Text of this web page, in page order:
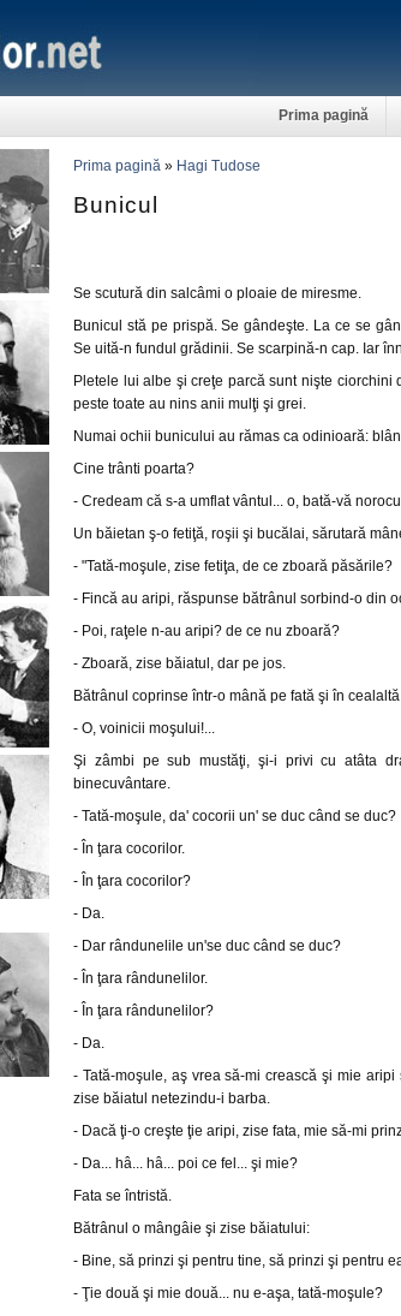
Prima pagină
Prima pagină » Hagi Tudose
Bunicul
Se scutură din salcâmi o ploaie de miresme.
Bunicul stă pe prispă. Se gândeşte. La ce se
Se uită-n fundul grădinii. Se scarpină-n cap. Iar
Pletele lui albe şi creţe parcă sunt nişte
peste toate au nins anii mulţi şi grei.
Numai ochii bunicului au rămas ca odinioară:
Cine trânti poarta?
- Credeam că s-a umflat vântul... o, bată-vă
Un băietan ş-o fetiţă, roşii şi bucălai, sărutară
- "Tată-moşule, zise fetiţa, de ce zboară păsările?
- Fincă au aripi, răspunse bătrânul sorbind-o din
- Poi, raţele n-au aripi? de ce nu zboară?
- Zboară, zise băiatul, dar pe jos.
Bătrânul coprinse într-o mână pe fată şi în
- O, voinicii moşului!...
Şi zâmbi pe sub mustăţi, şi-i privi cu atâta
binecuvântare.
- Tată-moşule, da' cocorii un' se duc când se duc?
- În ţara cocorilor.
- În ţara cocorilor?
- Da.
- Dar rândunelile un'se duc când se duc?
- În ţara rândunelilor.
- În ţara rândunelilor?
- Da.
- Tată-moşule, aş vrea să-mi crească şi mie
zise băiatul netezindu-i barba.
- Dacă ţi-o creşte ţie aripi, zise fata, mie să-mi
- Da... hâ... hâ... poi ce fel... şi mie?
Fata se întristă.
Bătrânul o mângâie şi zise băiatului:
- Bine, să prinzi şi pentru tine, să prinzi şi pentru
- Ţie două şi mie două... nu e-aşa, tată-moşule?